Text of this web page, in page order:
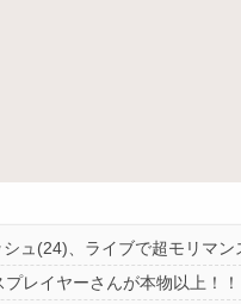
シュ(24)、ライブで超モリマ
プレイヤーさんが本物以上！